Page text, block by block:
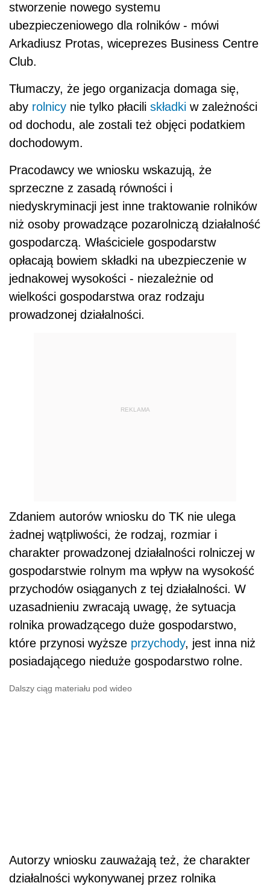
stworzenie nowego systemu
ubezpieczeniowego dla rolników - mówi
Arkadiusz Protas, wiceprezes Business Centre
Club.
Tłumaczy, że jego organizacja domaga się,
aby rolnicy nie tylko płacili składki w zależności
od dochodu, ale zostali też objęci podatkiem
dochodowym.
Pracodawcy we wniosku wskazują, że
sprzeczne z zasadą równości i
niedyskryminacji jest inne traktowanie rolników
niż osoby prowadzące pozarolniczą działalność
gospodarczą. Właściciele gospodarstw
opłacają bowiem składki na ubezpieczenie w
jednakowej wysokości - niezależnie od
wielkości gospodarstwa oraz rodzaju
prowadzonej działalności.
REKLAMA
Zdaniem autorów wniosku do TK nie ulega
żadnej wątpliwości, że rodzaj, rozmiar i
charakter prowadzonej działalności rolniczej w
gospodarstwie rolnym ma wpływ na wysokość
przychodów osiąganych z tej działalności. W
uzasadnieniu zwracają uwagę, że sytuacja
rolnika prowadzącego duże gospodarstwo,
które przynosi wyższe przychody, jest inna niż
posiadającego nieduże gospodarstwo rolne.
Dalszy ciąg materiału pod wideo
Autorzy wniosku zauważają też, że charakter
działalności wykonywanej przez rolnika